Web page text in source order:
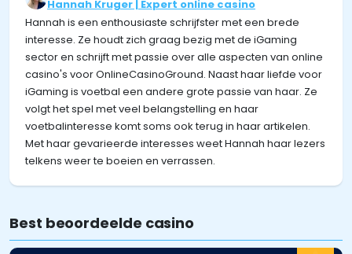
Hannah Kruger | Expert online casino
Hannah is een enthousiaste schrijfster met een brede
interesse. Ze houdt zich graag bezig met de iGaming
sector en schrijft met passie over alle aspecten van online
casino's voor OnlineCasinoGround. Naast haar liefde voor
iGaming is voetbal een andere grote passie van haar. Ze
volgt het spel met veel belangstelling en haar
voetbalinteresse komt soms ook terug in haar artikelen.
Met haar gevarieerde interesses weet Hannah haar lezers
telkens weer te boeien en verrassen.
Best beoordeelde casino